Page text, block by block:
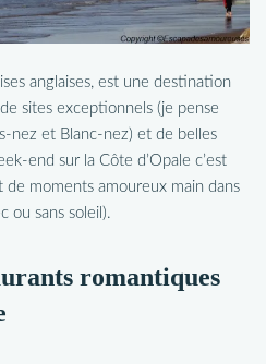
anglaises, est une destination
sites exceptionnels (je pense
nez et Blanc-nez) et de belles
end sur la Côte d’Opale c’est
moments amoureux main dans
ou sans soleil).
romantiques